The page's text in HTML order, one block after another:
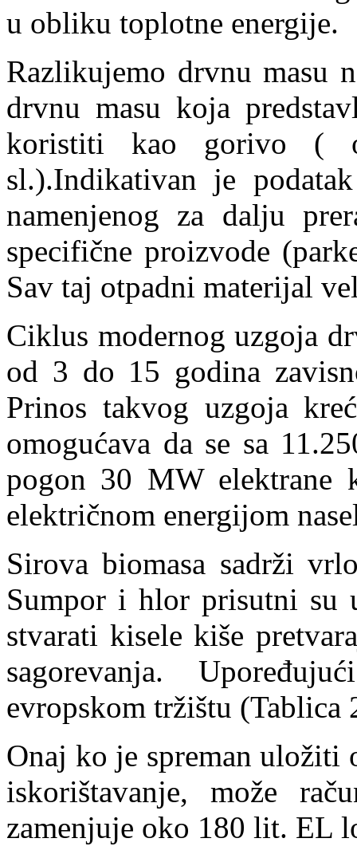
u obliku toplotne energije.
Razlikujemo drvnu masu
drvnu masu koja
koristiti kao gorivo (
sl.).Indikativan je
namenjenog za dalju
specifične proizvode
Sav taj otpadni materijal
Ciklus modernog uzgoja
od 3 do 15 godina
Prinos takvog uzgoja
omogućava da se sa
pogon 30 MW elektrane
električnom energijom
Sirova biomasa sadrži
Sumpor i hlor prisutni su
stvarati kisele kiše
sagorevanja.
evropskom tržištu (Tablica
Onaj ko je spreman uložiti
iskorištavanje, može
zamenjuje oko 180 lit. EL